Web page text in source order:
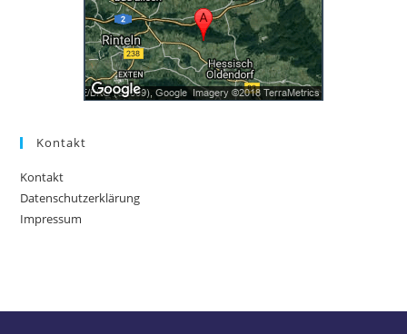
Kontakt
Kontakt
Datenschutzerklärung
Impressum